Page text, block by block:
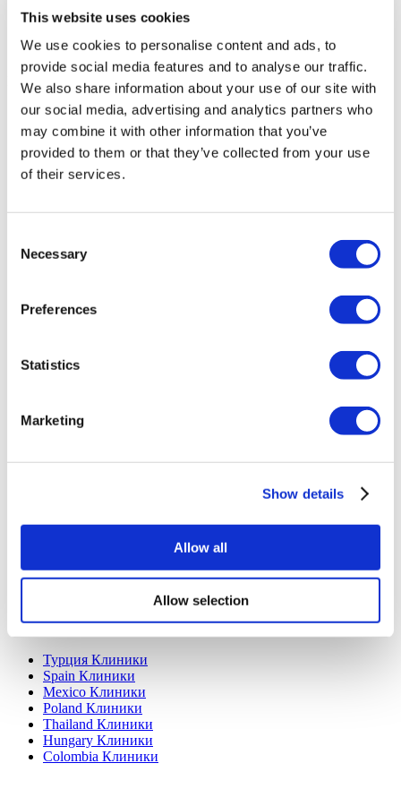
This website uses cookies
We use cookies to personalise content and ads, to
provide social media features and to analyse our traffic.
We also share information about your use of our site with
our social media, advertising and analytics partners who
may combine it with other information that you’ve
provided to them or that they’ve collected from your use
of their services.
Selection
Necessary
Preferences
Statistics
Marketing
Show details
Allow all
Allow selection
Города(1 Opt. Selected)
Nuevo león(1)
Flymedi
TÜRSAB – Операции на flymedi.com осуществляются
компанией MIRAC SARA TOURISM, туристическим
агентством группы A, зарегистрированным в TÜRSAB
(Сертификат № 12276).
Все процедуры проводятся в сертифицированном
О нас
Авторы & рецензенты
FAQ
Условия и Положения
Добавьте свою клинику
Турция Клиники
Spain Клиники
Mexico Клиники
Poland Клиники
Thailand Клиники
Hungary Клиники
Colombia Клиники